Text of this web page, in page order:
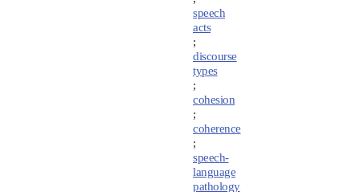
speech
acts
;
discourse
types
;
cohesion
;
coherence
;
speech-
language
pathology